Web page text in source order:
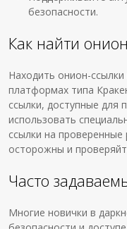
безопасности.
Как найти
Находить онион-
платформах типа
ссылки, доступные для
использовать
ссылки на проверенные
осторожны и
Часто
Многие новички в